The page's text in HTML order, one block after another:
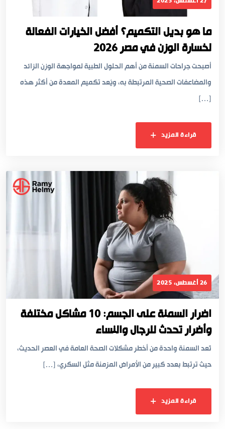
ما هو بديل التكميم؟ أفضل الخيارات الفعالة
لخسارة الوزن في مصر 2026
أصبحت جراحات السمنة من أهم الحلول الطبية لمواجهة الوزن الزائد
والمضاعفات الصحية المرتبطة به، ويُعد تكميم المعدة من أكثر هذه
[…]
قراءة المزيد
26 أغسطس، 2025
اضرار السمنة على الجسم: 10 مشاكل مختلفة
وأضرار تحدث للرجال والنساء
تُعد السمنة واحدة من أخطر مشكلات الصحة العامة في العصر الحديث،
حيث ترتبط بعدد كبير من الأمراض المزمنة مثل السكري، […]
قراءة المزيد